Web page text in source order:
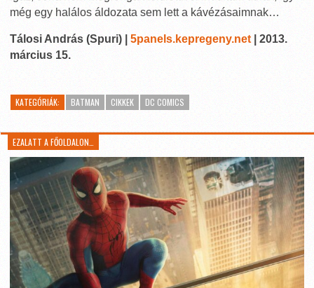
még egy halálos áldozata sem lett a kávézásaimnak…
Tálosi András (Spuri) | 5panels.kepregeny.net | 2013.
március 15.
KATEGÓRIÁK: BATMAN CIKKEK DC COMICS
EZALATT A FŐOLDALON…